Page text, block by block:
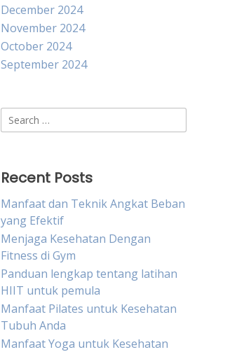
December 2024
November 2024
October 2024
September 2024
Search
for:
Recent Posts
Manfaat dan Teknik Angkat Beban
yang Efektif
Menjaga Kesehatan Dengan
Fitness di Gym
Panduan lengkap tentang latihan
HIIT untuk pemula
Manfaat Pilates untuk Kesehatan
Tubuh Anda
Manfaat Yoga untuk Kesehatan